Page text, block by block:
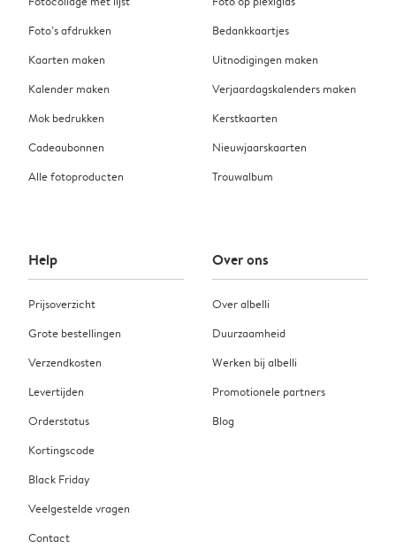
Foto’s afdrukken
Kaarten maken
Kalender maken
Mok bedrukken
Cadeaubonnen
Alle fotoproducten
Bedankkaartjes
Uitnodigingen maken
Verjaardagskalenders maken
Kerstkaarten
Nieuwjaarskaarten
Trouwalbum
Help
Prijsoverzicht
Grote bestellingen
Verzendkosten
Levertijden
Orderstatus
Kortingscode
Black Friday
Veelgestelde vragen
Contact
Over ons
Over albelli
Duurzaamheid
Werken bij albelli
Promotionele partners
Blog